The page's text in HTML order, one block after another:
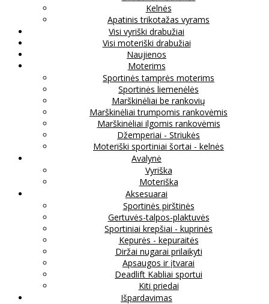
Kelnės
Apatinis trikotažas vyrams
Visi vyriški drabužiai
Visi moteriški drabužiai
Naujienos
Moterims
Sportinės tamprės moterims
Sportinės liemenėlės
Marškinėliai be rankovių
Marškinėliai trumpomis rankovėmis
Marškinėliai ilgomis rankovėmis
Džemperiai - Striukės
Moteriški sportiniai šortai - kelnės
Avalynė
Vyriška
Moteriška
Aksesuarai
Sportinės pirštinės
Gertuvės-talpos-plaktuvės
Sportiniai krepšiai - kuprinės
Kepurės - kepuraitės
Diržai nugarai prilaikyti
Apsaugos ir įtvarai
Deadlift Kabliai sportui
Kiti priedai
Išpardavimas